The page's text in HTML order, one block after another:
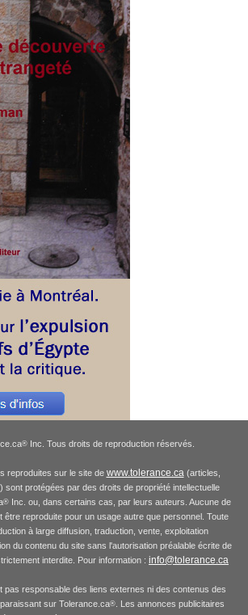
®Inc. Tous droits de reproduction réservés.
reproduites sur le site de www.tolerance.ca(articles,
sont protégées par des droits de propriété intellectuelle
® Inc. ou, dans certains cas, par leurs auteurs. Aucune de
être reproduite pour un usage autre que personnel. Toute
à large diffusion, traduction, vente, exploitation
du contenu du site sans l'autorisation préalable écrite de
interdite. Pour information : info@tolerance.ca
pas responsable des liens externes ni des contenus des
sur Tolerance.ca®. Les annonces publicitaires